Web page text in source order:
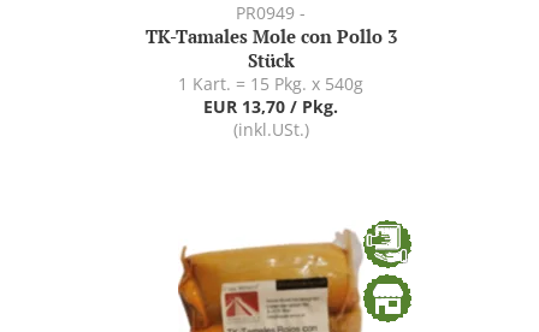
PR0949 -
TK-Tamales Mole con Pollo 3
Stück
1 Kart. = 15 Pkg. x 540g
EUR 13,70 / Pkg.
(inkl.USt.)